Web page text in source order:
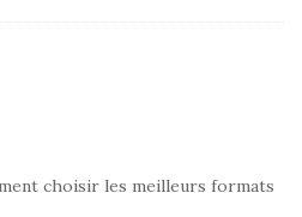
choisir les meilleurs formats